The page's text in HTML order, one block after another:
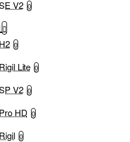
V2 0
0
Lite 0
V2 0
HD 0
0